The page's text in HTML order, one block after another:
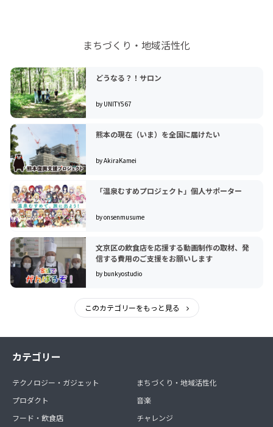
まちづくり・地域活性化
どうなる？！サロン
by UNITY567
熊本の現在（いま）を全国に届けたい
by AkiraKamei
「温泉むすめプロジェクト」個人サポーター
by onsenmusume
文京区の飲食店を応援する動画制作の取材、発
信する費用のご支援をお願いします
by bunkyostudio
このカテゴリーをもっと見る
カテゴリー
テクノロジー・ガジェット
プロダクト
フード・飲食店
まちづくり・地域活性化
音楽
チャレンジ